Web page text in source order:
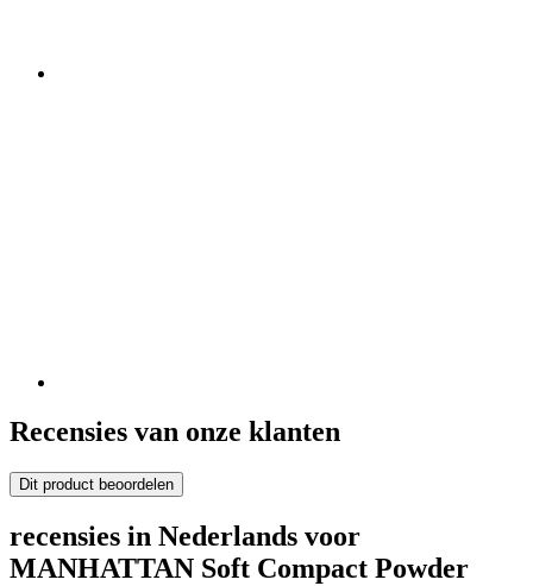
Recensies van onze klanten
Dit product beoordelen
recensies in Nederlands voor
MANHATTAN Soft Compact Powder